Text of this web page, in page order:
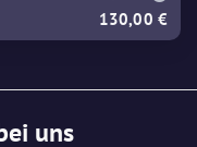
130,00 €
uns